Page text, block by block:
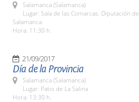
Salamanca (Salamanca)
Lugar: Sala de las Comarcas. Diputación de
Salamanca
Hora: 11:30 h.
21/09/2017
Día de la Provincia
Salamanca (Salamanca)
Lugar: Patio de La Salina
Hora: 13:30 h.